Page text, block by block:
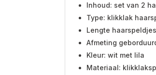
Inhoud: set van 2
Type: klikklak
Lengte
Afmeting
Kleur: wit met lila
Materiaal: